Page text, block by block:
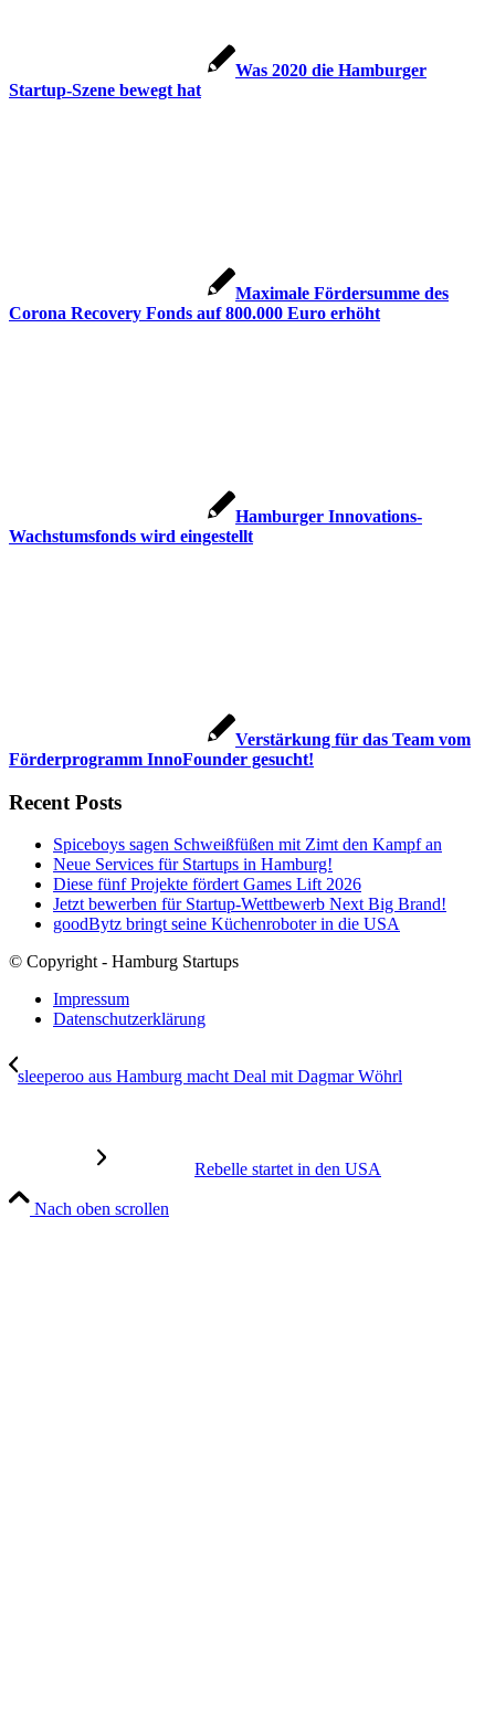
Was 2020 die Hamburger
Startup-Szene bewegt hat
Maximale Fördersumme des
Corona Recovery Fonds auf 800.000 Euro erhöht
Hamburger Innovations-
Wachstumsfonds wird eingestellt
Verstärkung für das Team vom
Förderprogramm InnoFounder gesucht!
Recent Posts
Spiceboys sagen Schweißfüßen mit Zimt den Kampf an
Neue Services für Startups in Hamburg!
Diese fünf Projekte fördert Games Lift 2026
Jetzt bewerben für Startup-Wettbewerb Next Big Brand!
goodBytz bringt seine Küchenroboter in die USA
© Copyright - Hamburg Startups
Impressum
Datenschutzerklärung
sleeperoo aus Hamburg macht Deal mit Dagmar Wöhrl
Rebelle startet in den USA
Nach oben scrollen